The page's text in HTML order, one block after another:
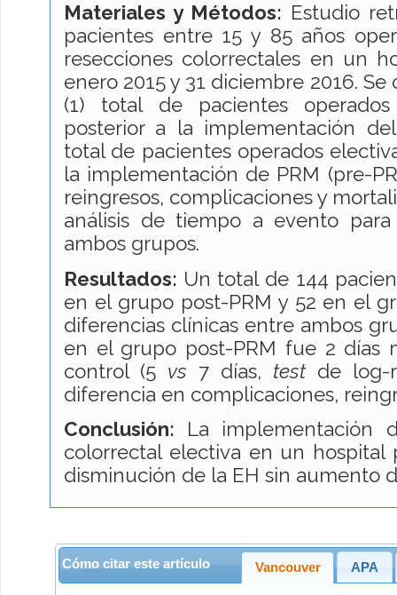
Materiales y Métodos: Estudio
pacientes entre 15 y 85 años
resecciones colorrectales en un
enero 2015 y 31 diciembre 2016.
(1) total de pacientes
posterior a la implementación
total de pacientes operados
la implementación de PRM (pre-
reingresos, complicaciones y
análisis de tiempo a evento
ambos grupos.
Resultados: Un total de 144
en el grupo post-PRM y 52 en el
diferencias clínicas entre ambos
en el grupo post-PRM fue 2 días
control (5 vs 7 días, testde log-
diferencia en complicaciones,
Conclusión:
La implementación
colorrectal electiva en un hospital
disminución de la EH sin aumento
Cómo citar este artículo Vancouver APA